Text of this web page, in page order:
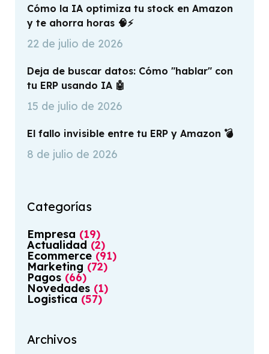
Cómo la IA optimiza tu stock en Amazon
y te ahorra horas 🧠⚡
22 de julio de 2026
Deja de buscar datos: Cómo "hablar" con
tu ERP usando IA 🤖
15 de julio de 2026
El fallo invisible entre tu ERP y Amazon 💣
8 de julio de 2026
Categorías
Empresa (19)
Actualidad (2)
Ecommerce(91)
Marketing (72)
Pagos (66)
Novedades (1)
Logistica (57)
Archivos